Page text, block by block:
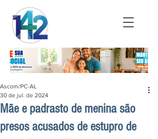
Mãe e padrasto de menina são
presos acusados de estupro de
Ascom/PC-AL
30 de jul. de 2024